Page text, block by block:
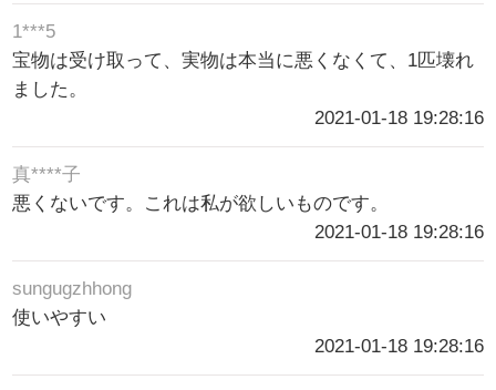
1***5
宝物は受け取って、実物は本当に悪くなくて、1匹壊れ
ました。
2021-01-18 19:28:16
真****子
悪くないです。これは私が欲しいものです。
2021-01-18 19:28:16
sungugzhhong
使いやすい
2021-01-18 19:28:16